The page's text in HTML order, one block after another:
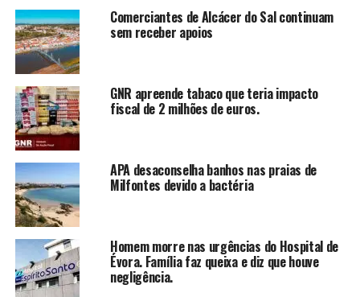
Comerciantes de Alcácer do Sal continuam
sem receber apoios
GNR apreende tabaco que teria impacto
fiscal de 2 milhões de euros.
APA desaconselha banhos nas praias de
Milfontes devido a bactéria
Homem morre nas urgências do Hospital de
Évora. Família faz queixa e diz que houve
negligência.